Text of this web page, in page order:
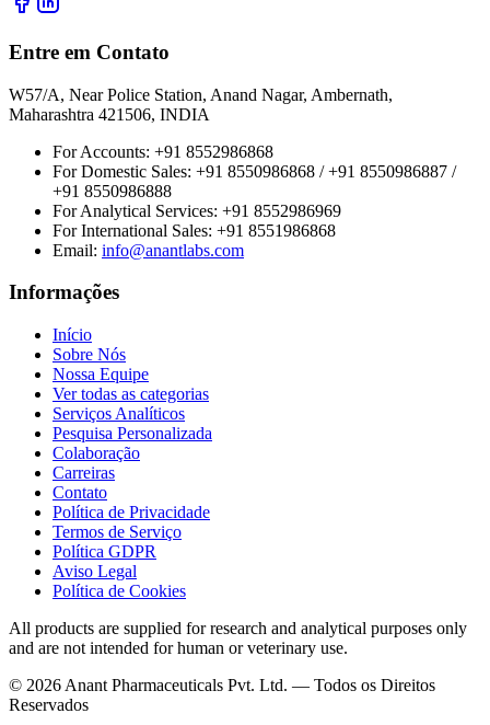
Entre em Contato
W57/A, Near Police Station, Anand Nagar, Ambernath,
Maharashtra 421506, INDIA
For Accounts: +91 8552986868
For Domestic Sales: +91 8550986868 / +91 8550986887 /
+91 8550986888
For Analytical Services: +91 8552986969
For International Sales: +91 8551986868
Email: info@anantlabs.com
Informações
Início
Sobre Nós
Nossa Equipe
Ver todas as categorias
Serviços Analíticos
Pesquisa Personalizada
Colaboração
Carreiras
Contato
Política de Privacidade
Termos de Serviço
Política GDPR
Aviso Legal
Política de Cookies
All products are supplied for research and analytical purposes only
and are not intended for human or veterinary use.
© 2026 Anant Pharmaceuticals Pvt. Ltd. — Todos os Direitos
Reservados